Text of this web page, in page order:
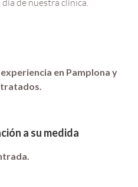
día de nuestra clínica.
en Pamplona y
tratados.
a su medida